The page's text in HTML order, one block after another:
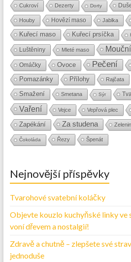
Cukroví Dezerty Dorty
Houby Hovězí maso Jablka
Kuřecí maso Kuřecí prsíčka
Luštěniny Mleté maso
Omáčky Ovoce Pečení
Pomazánky Přílohy Rajčata
Smažení
Smetana Sýr
Vaření Vejce Vepřová plec
Zapékání
Za studena
Čokoláda Řezy Špenát
Nejnovější příspěvky
Tvarohové svatební koláčky
Objevte kouzlo kuchyňské linky ve
voní dřevem a nostalgií!
Zdravě a chutně – zlepšete své
jednoduše